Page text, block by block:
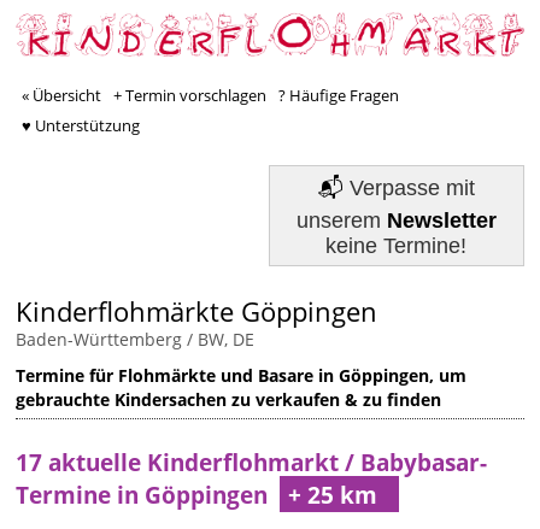
« Übersicht + Termin vorschlagen
? Häufige Fragen
♥ Unterstützung
📬 Verpasse mit
unserem Newsletter
keine Termine!
Kinderflohmärkte Göppingen
Baden-Württemberg / BW, DE
Termine für Flohmärkte und Basare in Göppingen, um
gebrauchte Kindersachen zu verkaufen & zu finden
17 aktuelle Kinderflohmarkt / Babybasar-
Termine in Göppingen